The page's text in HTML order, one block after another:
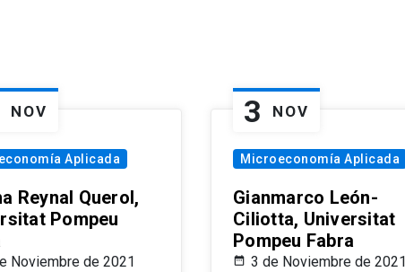
NOV
Aplicada
Reynal Querol,
Pompeu
Noviembre de 2021
3 NOV
Microeconomía Aplicada
Gianmarco León-
Ciliotta, Universitat
Pompeu Fabra
3 de Noviembre de 2021